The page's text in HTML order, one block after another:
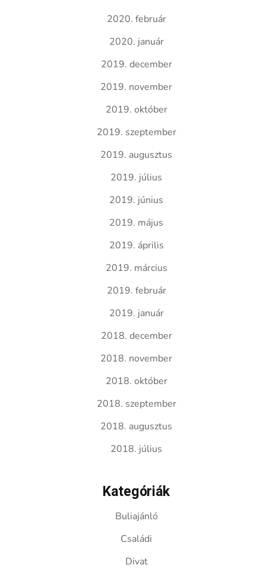
2020. február
2020. január
2019. december
2019. november
2019. október
2019. szeptember
2019. augusztus
2019. július
2019. június
2019. május
2019. április
2019. március
2019. február
2019. január
2018. december
2018. november
2018. október
2018. szeptember
2018. augusztus
2018. július
Kategóriák
Buliajánló
Családi
Divat